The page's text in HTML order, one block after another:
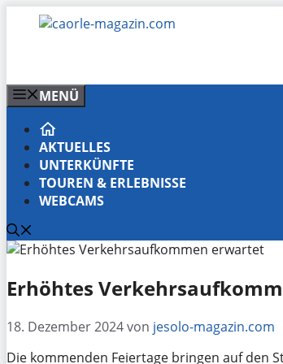
Inhalt
MENÜ
AKTUELLES
UNTERKÜNFTE
TOUREN & ERLEBNISSE
WEBCAMS
Erhöhtes
18. Dezember 2024von jesolo-magazin.com
Die kommenden Feiertage bringen auf den